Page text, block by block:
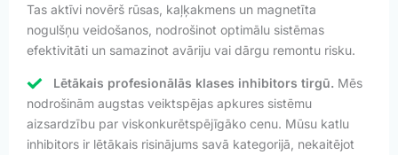
Tas aktīvi novērš rūsas, kaļķakmens un magnetīta
nogulšņu veidošanos, nodrošinot optimālu sistēmas
efektivitāti un samazinot avāriju vai dārgu remontu risku.
Lētākais profesionālās klases inhibitors tirgū. Mēs
nodrošinām augstas veiktspējas apkures sistēmu
aizsardzību par viskonkurētspējīgāko cenu. Mūsu katlu
inhibitors ir lētākais risinājums savā kategorijā, nekaitējot